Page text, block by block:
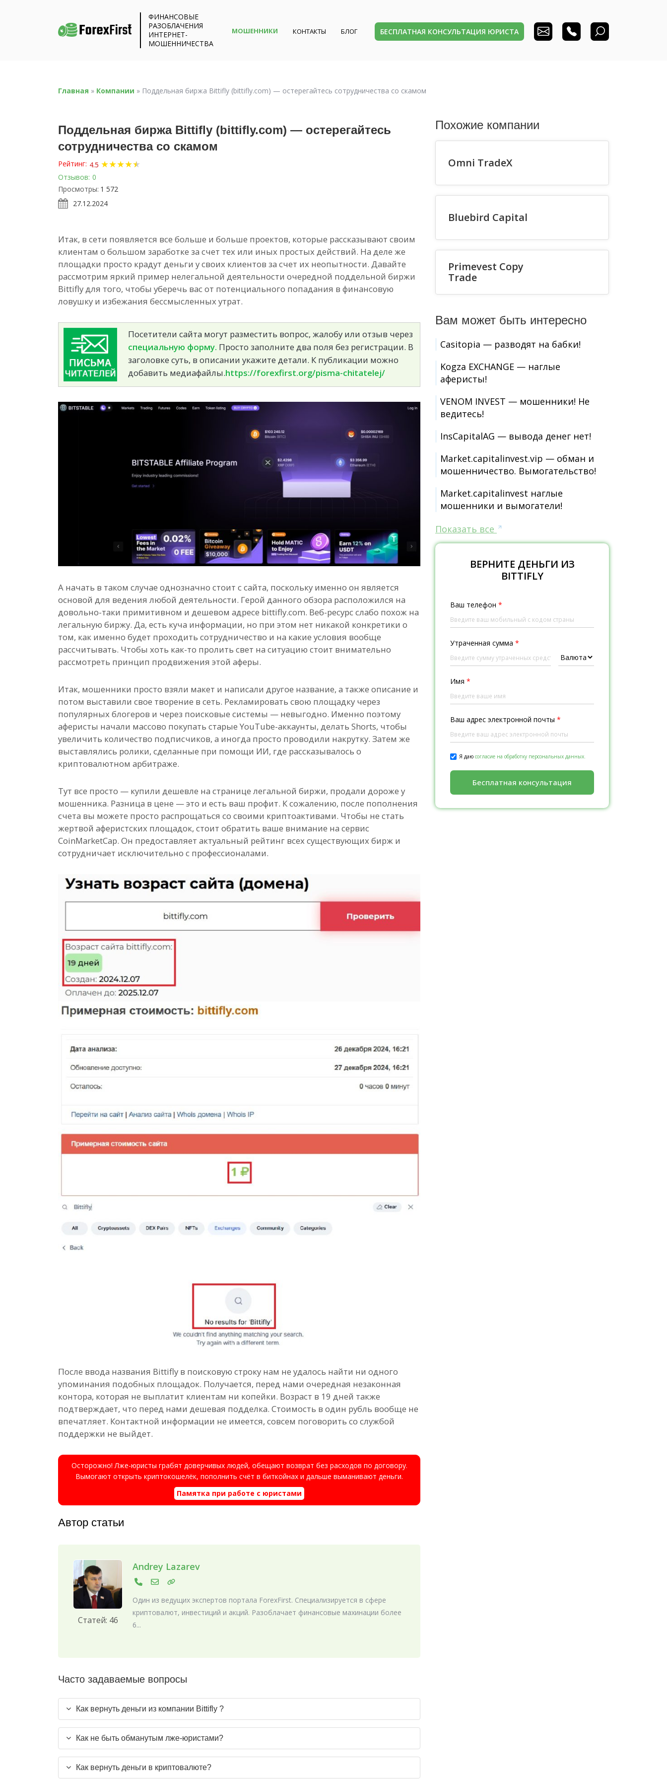
ФИНАНСОВЫЕ
РАЗОБЛАЧЕНИЯ
ИНТЕРНЕТ-
МОШЕННИЧЕСТВА
МОШЕННИКИ КОНТАКТЫ БЛОГ БЕСПЛАТНАЯ КОНСУЛЬТАЦИЯ ЮРИСТА
Главная » Компании » Поддельная биржа Bittifly (bittifly.com) — остерегайтесь сотрудничества со скамом
Поддельная биржа Bittifly (bittifly.com) — остерегайтесь
сотрудничества со скамом
Рейтинг: 4.5 ★★★★★
★
Отзывов: 0
Просмотры: 1 572
27.12.2024
Итак, в сети появляется все больше и больше проектов, которые рассказывают своим
клиентам о большом заработке за счет тех или иных простых действий. На деле же
площадки просто крадут деньги у своих клиентов за счет их неопытности. Давайте
рассмотрим яркий пример нелегальной деятельности очередной поддельной биржи
Bittifly для того, чтобы уберечь вас от потенциального попадания в финансовую
ловушку и избежания бессмысленных утрат.
Посетители сайта могут разместить вопрос, жалобу или отзыв через
специальную форму. Просто заполните два поля без регистрации. В
заголовке суть, в описании укажите детали. К публикации можно
добавить медиафайлы.https://forexfirst.org/pisma-chitatelej/
А начать в таком случае однозначно стоит с сайта, поскольку именно он является
основой для ведения любой деятельности. Герой данного обзора расположился на
довольно-таки примитивном и дешевом адресе bittifly.com. Веб-ресурс слабо похож на
легальную биржу. Да, есть куча информации, но при этом нет никакой конкретики о
том, как именно будет проходить сотрудничество и на какие условия вообще
рассчитывать. Чтобы хоть как-то пролить свет на ситуацию стоит внимательно
рассмотреть принцип продвижения этой аферы.
Итак, мошенники просто взяли макет и написали другое название, а также описание и
потом выставили свое творение в сеть. Рекламировать свою площадку через
популярных блогеров и через поисковые системы — невыгодно. Именно поэтому
аферисты начали массово покупать старые YouTube-аккаунты, делать Shorts, чтобы
увеличить количество подписчиков, а иногда просто проводили накрутку. Затем же
выставлялись ролики, сделанные при помощи ИИ, где рассказывалось о
криптовалютном арбитраже.
Тут все просто — купили дешевле на странице легальной биржи, продали дороже у
мошенника. Разница в цене — это и есть ваш профит. К сожалению, после пополнения
счета вы можете просто распрощаться со своими криптоактивами. Чтобы не стать
жертвой аферистских площадок, стоит обратить ваше внимание на сервис
CoinMarketCap. Он предоставляет актуальный рейтинг всех существующих бирж и
сотрудничает исключительно с профессионалами.
После ввода названия Bittifly в поисковую строку нам не удалось найти ни одного
упоминания подобных площадок. Получается, перед нами очередная незаконная
контора, которая не выплатит клиентам ни копейки. Возраст в 19 дней также
подтверждает, что перед нами дешевая подделка. Стоимость в один рубль вообще не
впечатляет. Контактной информации не имеется, совсем поговорить со службой
поддержки не выйдет.
Осторожно! Лже-юристы грабят доверчивых людей, обещают возврат без расходов по договору.
Вымогают открыть криптокошелёк, пополнить счёт в биткойнах и дальше выманивают деньги.
Памятка при работе с юристами
Автор статьи
Статей: 46
Andrey Lazarev
Один из ведущих экспертов портала ForexFirst. Специализируется в сфере
криптовалют, инвестиций и акций. Разоблачает финансовые махинации более
6...
Часто задаваемые вопросы
Как вернуть деньги из компании Bittifly ?
Как не быть обманутым лже-юристами?
Как вернуть деньги в криптовалюте?
Похожие компании
Omni TradeX
Bluebird Capital
Primevest Copy
Trade
Вам может быть интересно
Casitopia — разводят на бабки!
Kogza EXCHANGE — наглые
аферисты!
VENOM INVEST — мошенники! Не
ведитесь!
InsCapitalAG — вывода денег нет!
Market.capitalinvest.vip — обман и
мошенничество. Вымогательство!
Market.capitalinvest наглые
мошенники и вымогатели!
Показать все
ВЕРНИТЕ ДЕНЬГИ ИЗ
BITTIFLY
Ваш телефон *
Утраченная сумма *
Имя *
Ваш адрес электронной почты *
Я даю согласие на обработку персональных данных.
Бесплатная консультация